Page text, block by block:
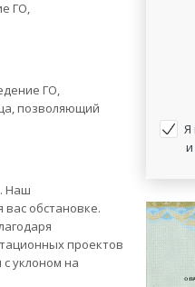
Я
ГО,
ГО,
позволяющий
Наш
обстановке.
проектов
уклоном на